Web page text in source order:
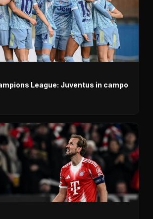
League: Juventus in campo